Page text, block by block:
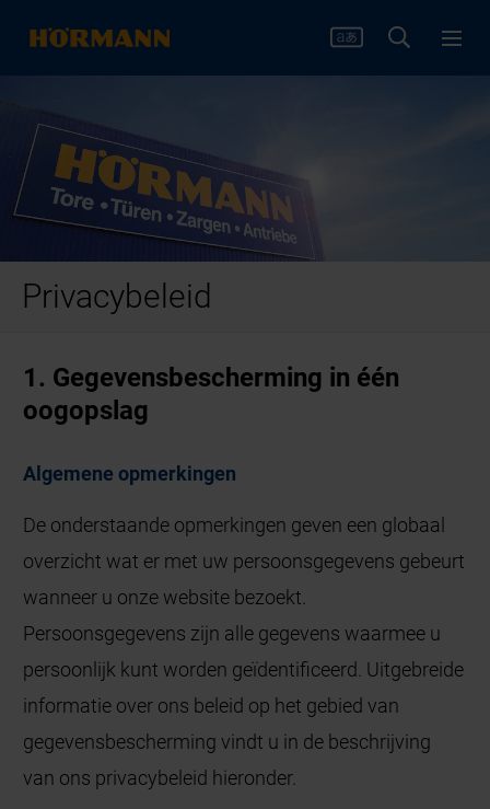
Privacybeleid
1. Gegevensbescherming in één
oogopslag
Algemene opmerkingen
De onderstaande opmerkingen geven een globaal
overzicht wat er met uw persoonsgegevens gebeurt
wanneer u onze website bezoekt.
Persoonsgegevens zijn alle gegevens waarmee u
persoonlijk kunt worden geïdentificeerd. Uitgebreide
informatie over ons beleid op het gebied van
gegevensbescherming vindt u in de beschrijving
van ons privacybeleid hieronder.